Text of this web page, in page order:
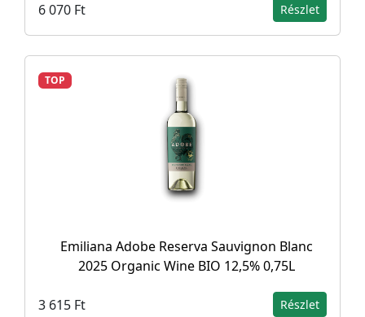
6 070 Ft Részlet
TOP
Emiliana Adobe Reserva Sauvignon Blanc
2025 Organic Wine BIO 12,5% 0,75L
3 615 Ft Részlet